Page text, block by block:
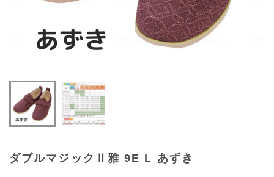
ダブルマジックⅡ雅 9E L あずき